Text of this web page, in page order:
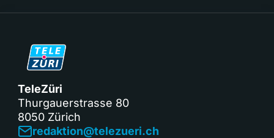
TeleZüri
Thurgauerstrasse 80
8050 Zürich
redaktion@telezueri.ch